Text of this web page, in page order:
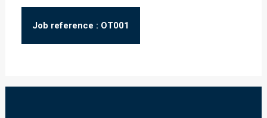
Job reference : OT001